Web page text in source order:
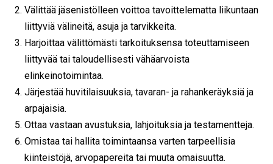
Välittää jäsenistölleen voittoa tavoittelematta liikuntaan
liittyviä välineitä, asuja ja tarvikkeita.
Harjoittaa välittömästi tarkoituksensa toteuttamiseen
liittyvää tai taloudellisesti vähäarvoista
elinkeinotoimintaa.
Järjestää huvitilaisuuksia, tavaran- ja rahankeräyksiä ja
arpajaisia.
Ottaa vastaan avustuksia, lahjoituksia ja testamentteja.
Omistaa tai hallita toimintaansa varten tarpeellisia
kiinteistöjä, arvopapereita tai muuta omaisuutta.